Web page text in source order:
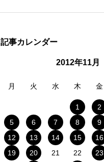
記事カレンダー
2012年11月
月 火 水 木 金
1 2
5
6 7 8 9
12
13 14 15 16
19
20 21 22 23